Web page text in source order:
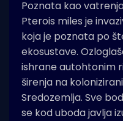
Poznata kao
Pterois miles je
koja je poznata po
ekosustave.
ishrane autohtonim
širenja na
Sredozemlja. Sve
se kod uboda javlja